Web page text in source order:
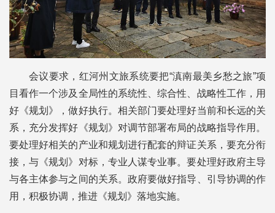
会议要求，红河州文旅系统要把“滇南最美乡愁之旅”项
目看作一个涉及全局性的系统性、综合性、战略性工作，用
好《规划》，做好执行。相关部门要处理好当前和长远的关
系，充分发挥好《规划》对调节部署布局的战略指导作用。
要处理好相关的产业和规划进行配套的辩证关系，要充分衔
接，与《规划》对标，专业人谋专业事。要处理好政府主导
与各主体参与之间的关系。政府要做好指导、引导协调的作
用，积极协调，推进《规划》落地实施。